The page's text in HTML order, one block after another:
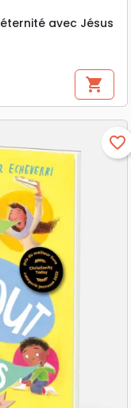
avec Jésus
shopping_cart
favorite_border